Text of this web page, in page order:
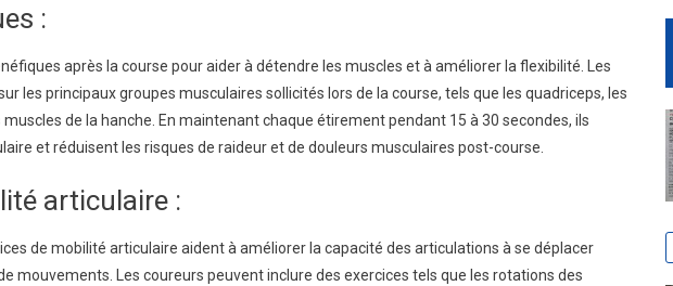
:
après la course pour aider à détendre les muscles et à améliorer la flexibilité. Les
les principaux groupes musculaires sollicités lors de la course, tels que les quadriceps, les
de la hanche. En maintenant chaque étirement pendant 15 à 30 secondes, ils
et réduisent les risques de raideur et de douleurs musculaires post-course.
articulaire :
de mobilité articulaire aident à améliorer la capacité des articulations à se déplacer
mouvements. Les coureurs peuvent inclure des exercices tels que les rotations des